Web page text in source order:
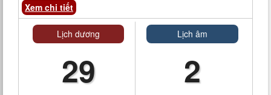
Xem chi tiết
Lịch dương
29
Lịch âm
2